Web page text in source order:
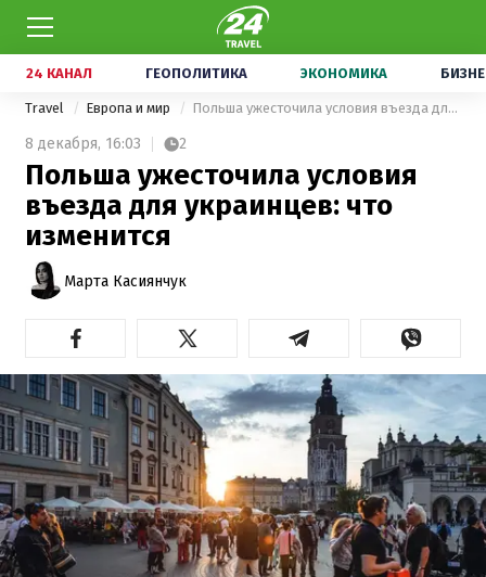
24 КАНАЛ ГЕОПОЛИТИКА ЭКОНОМИКА
Travel Европа и мир Польша ужесточила условия въезда для украинцев: что изменится
8 декабря, 16:03 2
Польша ужесточила условия
въезда для украинцев: что
изменится
Марта Касиянчук